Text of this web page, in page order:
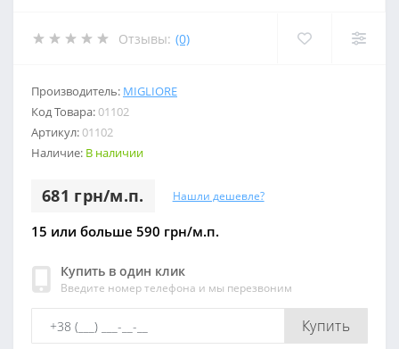
Отзывы: (0)
Производитель: MIGLIORE
Код Товара:01102
Артикул:01102
Наличие: В наличии
681 грн/м.п. Нашли дешевле?
15 или больше 590 грн/м.п.
Купить в один клик
Введите номер телефона и мы перезвоним
Купить